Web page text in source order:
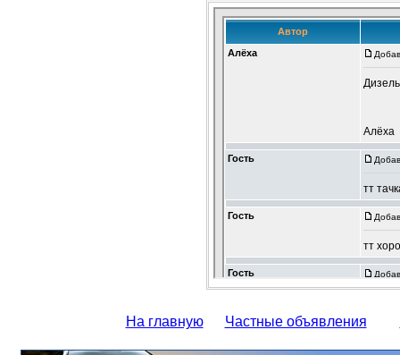
На главную Частные объявления